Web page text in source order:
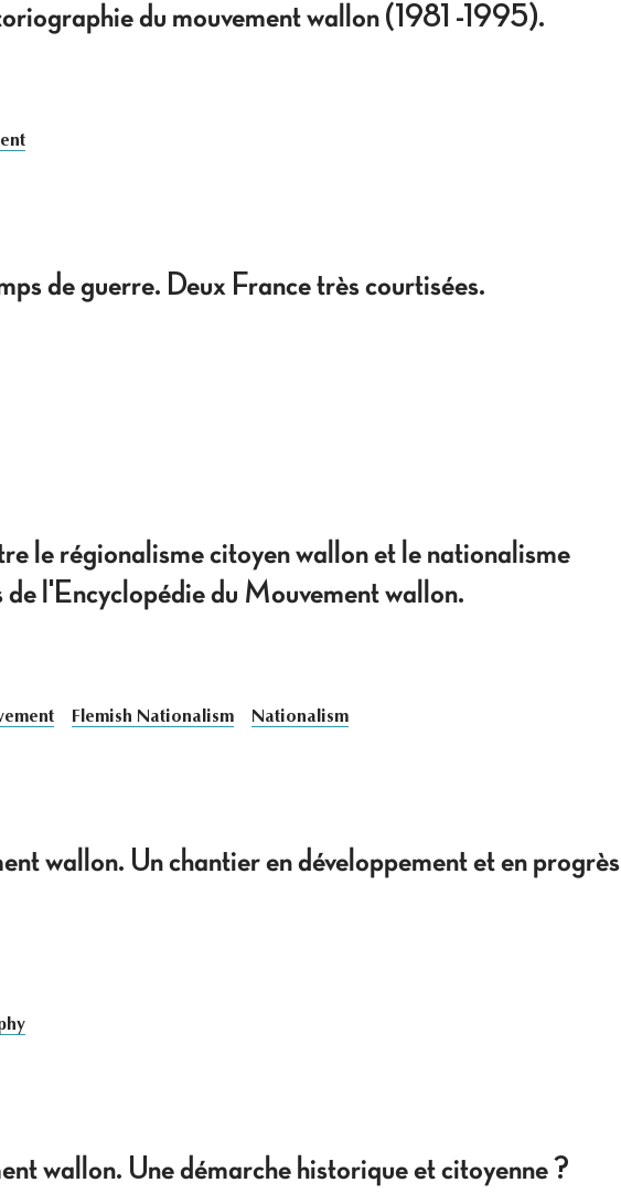
du mouvement wallon (1981 -1995).
de guerre. Deux France très courtisées.
le régionalisme citoyen wallon et le nationalisme
l'Encyclopédie du Mouvement wallon.
Flemish Nationalism Nationalism
wallon. Un chantier en développement et en progrès
wallon. Une démarche historique et citoyenne ?